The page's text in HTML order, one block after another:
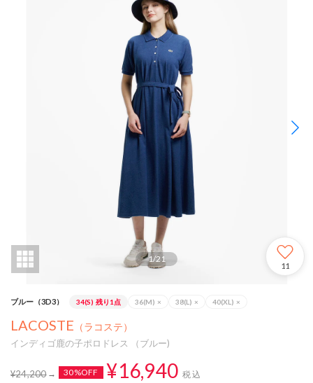
1/21
11
ブルー（3D3） 34(S) 残り1点 36(M) × 38(L) × 40(XL) ×
LACOSTE （ラコステ）
インディゴ鹿の子ポロドレス （ブルー)
¥24,200 30%OFF ¥16,940 税込